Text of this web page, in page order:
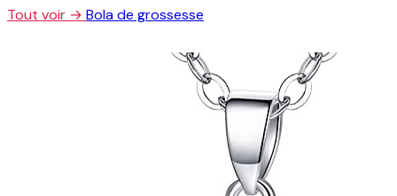
Tout voir → Bola de grossesse